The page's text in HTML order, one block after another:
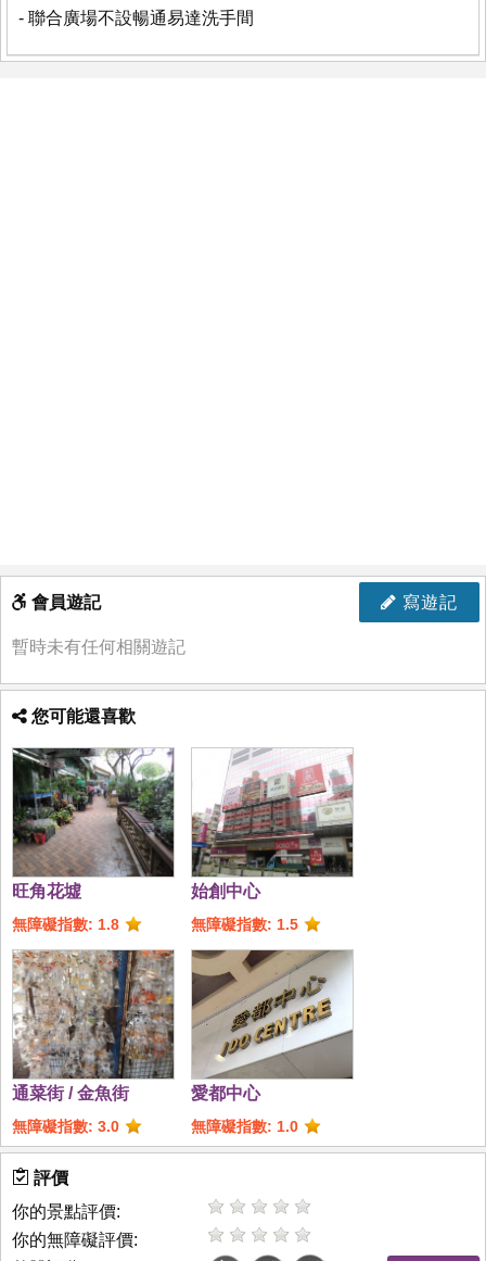
- 聯合廣場不設暢通易達洗手間
寫遊記
會員遊記
暫時未有任何相關遊記
您可能還喜歡
旺角花墟
無障礙指數: 1.8
始創中心
無障礙指數: 1.5
通菜街 / 金魚街
無障礙指數: 3.0
愛都中心
無障礙指數: 1.0
評價
你的景點評價:
你的無障礙評價: